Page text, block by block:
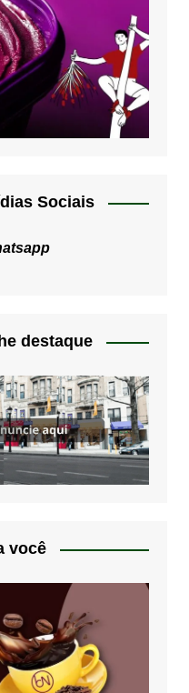
Sociais
destaque
você